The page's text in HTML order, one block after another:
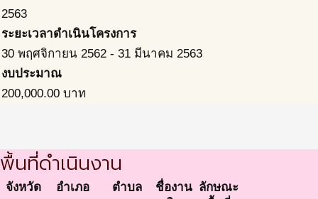
2563
ระยะเวลาดำเนินโครงการ
30 พฤศจิกายน 2562 - 31 มีนาคม 2563
งบประมาณ
200,000.00 บาท
พื้นที่ดำเนินงาน
จังหวัด อำเภอ ตำบล
ชื่องาน ลักษณะ